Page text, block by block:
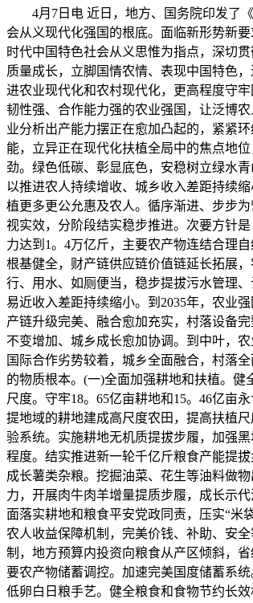
4月7日电 近日，地方、国务院印发了《
会从义现代化强国的根底。面临新形势新
时代中国特色社会从义思惟为指点，深切
质量成长，立脚国情农情、表现中国特色
进农业现代化和农村现代化，更高程度守
韧性强、合作能力强的农业强国，让泛博
业分析出产能力摆正在愈加凸起的，紧紧
能，立异正在现代化扶植全局中的焦点地
劲。绿色低碳、彰显底色，安稳树立绿水
以推进农人持续增收、城乡收入差距持续
植更多更公允惠及农人。循序渐进、步步
视实效，分阶段结实稳步推进。次要方针
力达到1。4万亿斤，主要农产物连结合理
根基健全，财产链供应链价值链延长拓展
行、用水、如厕便当，稳步提拔污水管理
易近收入差距持续缩小。到2035年，农业
产链升级完美、融合愈加充实，村落设备
不变增加、城乡成长愈加协调。到中叶，
国际合作劣势较着，城乡全面融合，村落
的物质根本。(一)全面加强耕地和扶植。
尺度。守牢18。65亿亩耕地和15。46亿亩
提地域的耕地建成高尺度农田，提高扶植
验系统。实施耕地无机质提拔步履，加强
程度。结实推进新一轮千亿斤粮食产能提
成长薯类杂粮。挖掘油菜、花生等油料做
力，开展肉牛肉羊增量提质步履，成长示
面落实耕地和粮食平安党政同责，压实“米
农人收益保障机制，完美价钱、补助、安
制，地方预算内投资向粮食从产区倾斜，
要农产物储蓄调控。加速完美国度储蓄系
低卵白日粮手艺。健全粮食和食物节约长